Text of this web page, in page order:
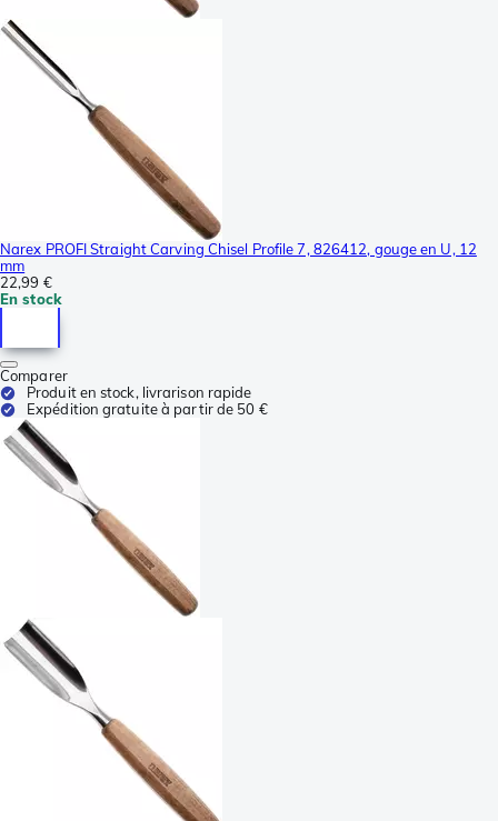
Narex PROFI Straight Carving Chisel Profile 7, 826412, gouge en U, 12
mm
22,99 €
En stock
Comparer
Produit en stock, livrarison rapide
Expédition gratuite à partir de 50 €